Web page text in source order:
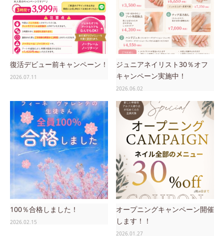
復活デビュー前キャンペーン！
2026.07.11
ジュニアネイリスト30％オフ
キャンペーン実施中！
2026.06.02
100％合格しました！
2026.02.15
オープニングキャンペーン開催
します！！
2026.01.27